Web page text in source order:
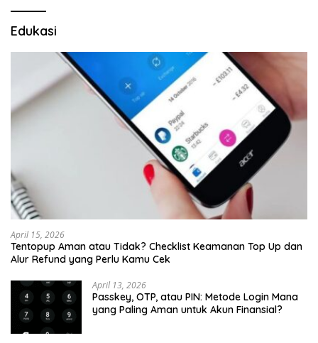
Edukasi
April 15, 2026
Tentopup Aman atau Tidak? Checklist Keamanan Top Up dan
Alur Refund yang Perlu Kamu Cek
April 13, 2026
Passkey, OTP, atau PIN: Metode Login Mana
yang Paling Aman untuk Akun Finansial?